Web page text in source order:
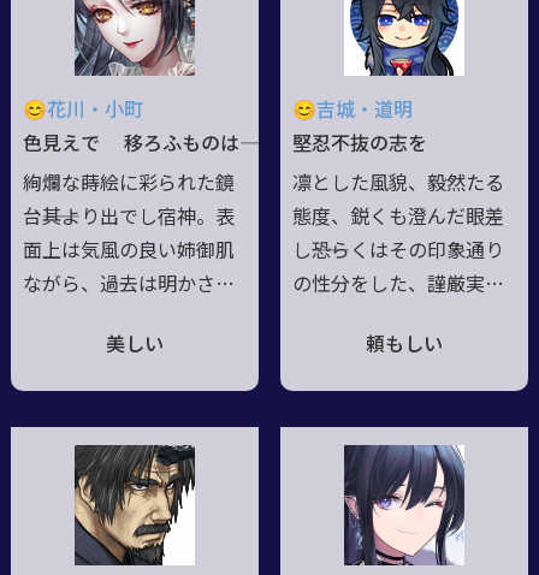
い言動は本気か冗談か読
めず掴めず。稀に覗く剣
呑な気配は妖剣や幽鬼の
影響か、はたまた本性
な――弱点とも成り得る其を
明かす事は一層稀。
じしない・動じない。若
さへの執着は薄く、色気
より食気派。何でもよく
食べる食道楽。妖剣の呪
み、のらりくらりと本心
も本性も晦ます狐。
😊花川・小町
色見えで 移ろふものは――
絢爛な蒔絵に彩られた鏡
台――其より出でし宿神。表
面上は気風の良い姉御肌
ながら、過去は明かさ
かもを綺麗に粧い隠して
笑顔で躱す女。今が愉し
い、と嘯く刹那主義者。
元が元故にか、髪から爪
先に至るまで抜かりなく
飾り付けた華やかな装い
美しい
😊吉城・道明
堅忍不抜の志を
凛とした風貌、毅然たる
態度、鋭くも澄んだ眼差
し――恐らくはその印象通り
の性分をした、謹厳実直
滅亡の憂き目を見、その
守護を担った一族もまた
る。今は苦渋を懐きなが
らも、自戒と反動から盾
として在らんと覚悟を胸
に。託された刀と遺志に
頼もしい